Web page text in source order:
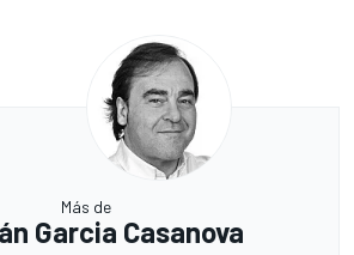
Más de
Garcia Casanova